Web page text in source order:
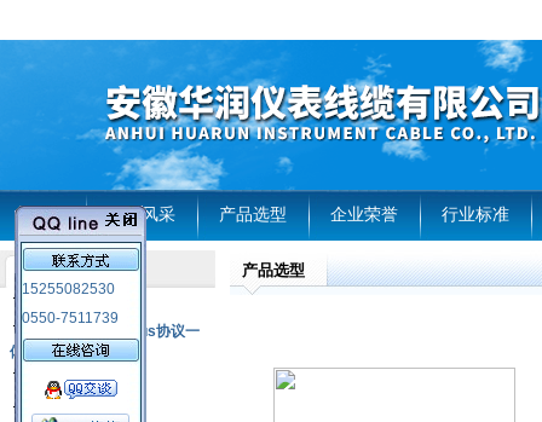
首页 企业风采 产品选型 企业荣誉 行业标准
15255082530
0550-7511739
产品列表
RS485通讯modbus协议一
体化现场智能仪表
热电偶
压力式温度计
产品选型